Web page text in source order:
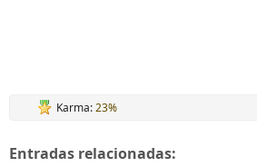
Karma:23%
Entradas relacionadas: